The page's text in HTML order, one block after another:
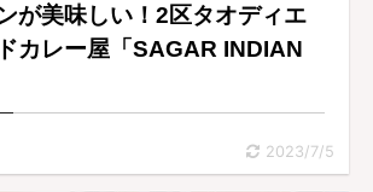
が美味しい！2区タオディエ
カレー屋「SAGAR INDIAN
2023/7/5